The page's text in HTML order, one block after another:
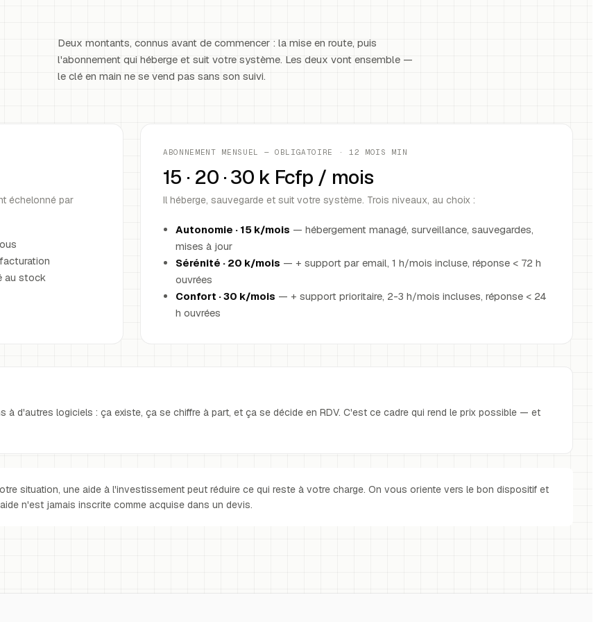
Deux montants, connus avant de commencer : la mise en route, puis
l'abonnement qui héberge et suit votre système. Les deux vont ensemble —
le clé en main ne se vend pas sans son suivi.
échelonné par
au stock
ABONNEMENT MENSUEL — OBLIGATOIRE · 12 MOIS MIN
15 · 20 · 30 k Fcfp / mois
Il héberge, sauvegarde et suit votre système. Trois niveaux, au choix :
Autonomie · 15 k/mois — hébergement managé, surveillance, sauvegardes,
mises à jour
Sérénité · 20 k/mois — + support par email, 1 h/mois incluse, réponse < 72 h
ouvrées
Confort · 30 k/mois — + support prioritaire, 2-3 h/mois incluses, réponse < 24
h ouvrées
à d'autres logiciels : ça existe, ça se chiffre à part, et ça se décide en RDV. C'est ce cadre qui rend le prix possible — et
situation, une aide à l'investissement peut réduire ce qui reste à votre charge. On vous oriente vers le bon dispositif et
n'est jamais inscrite comme acquise dans un devis.